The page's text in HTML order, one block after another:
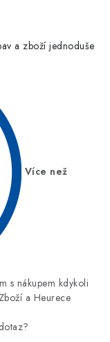
a zboží jednoduše
Více než
s nákupem kdykoli
a Heurece